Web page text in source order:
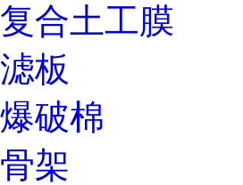
复合土工膜
滤板
爆破棉
骨架